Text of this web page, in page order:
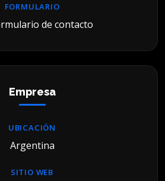
FORMULARIO
de contacto
Empresa
UBICACIÓN
Argentina
SITIO WEB